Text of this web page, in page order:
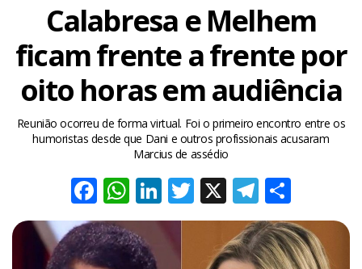
Calabresa e Melhem
ficam frente a frente por
oito horas em audiência
Reunião ocorreu de forma virtual. Foi o primeiro encontro entre os
humoristas desde que Dani e outros profissionais acusaram
Marcius de assédio
Facebook
WhatsApp
LinkedIn
Twitter
X